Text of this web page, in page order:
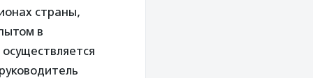
страны,
в